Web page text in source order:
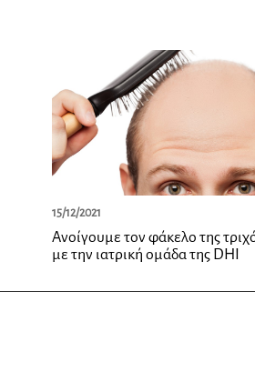
15/12/2021
Ανοίγουμε τον φάκελο της
με την ιατρική ομάδα της DHI